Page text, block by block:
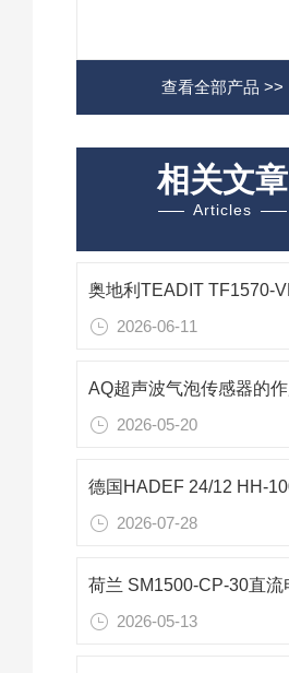
查看全部产品 >>
相关文章
Articles
2026-06-11
2026-05-20
2026-07-28
2026-05-13